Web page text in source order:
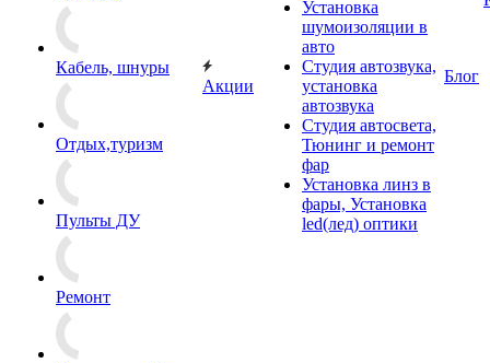
Кабель, шнуры
Отдых,туризм
Пульты ДУ
Ремонт
Акции
Установка
шумоизоляции в
авто
Студия автозвука,
установка
автозвука
Студия автосвета,
Тюнинг и ремонт
фар
Установка линз в
фары, Установка
led(лед) оптики
Блог